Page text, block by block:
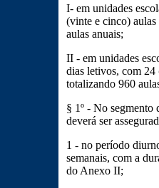
I- em unidades
(vinte e cinco)
aulas anuais;
II - em unidades
dias letivos, com 24
totalizando 960
§ 1º - No segmento
deverá ser
1 - no período
semanais, com a
do Anexo II;